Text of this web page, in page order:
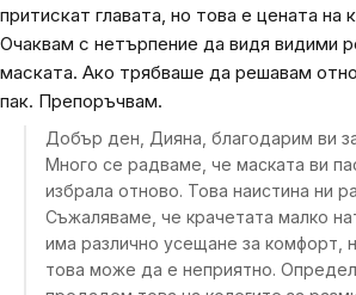
притискат главата, но това е цената на
Очаквам с нетърпение да видя видими
маската. Ако трябваше да решавам
пак. Препоръчвам.
Добър ден, Дияна, благодарим ви
Много се радваме, че маската ви
избрала отново. Това наистина ни
Съжаляваме, че крачетата малко
има различно усещане за комфорт,
това може да е неприятно.